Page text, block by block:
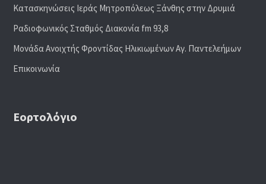
Κατασκηνώσεις Ιεράς Μητροπόλεως Ξάνθης στην Δρυμιά
Ραδιoφωνικός Σταθμός Διακονία fm 93,8
Μονάδα Ανοιχτής Φροντίδας Ηλικιωμένων Αγ. Παντελεήμων
Επικοινωνία
Εορτολόγιο